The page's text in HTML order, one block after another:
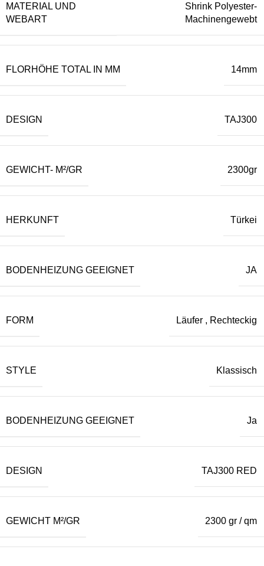
MATERIAL UND
WEBART
Shrink Polyester-
Machinengewebt
FLORHÖHE TOTAL IN MM 14mm
DESIGN TAJ300
GEWICHT- M²/GR 2300gr
HERKUNFT Türkei
BODENHEIZUNG GEEIGNET JA
FORM Läufer , Rechteckig
STYLE Klassisch
BODENHEIZUNG GEEIGNET Ja
DESIGN TAJ300 RED
GEWICHT M²/GR 2300 gr / qm